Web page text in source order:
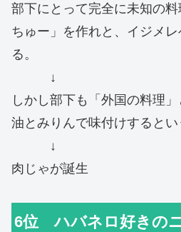
部下にとって完全に未知の
ちゅー」を作れと、イジメ
る。
↓
しかし部下も「外国の料理
油とみりんで味付けするとい
↓
肉じゃが誕生
6位 ハバネロ好きの